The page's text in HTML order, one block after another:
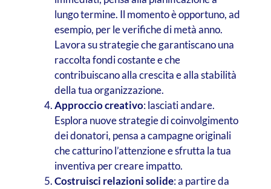
lungo termine. Il momento è opportuno, ad
esempio, per le verifiche di metà anno.
Lavora su strategie che garantiscano una
raccolta fondi costante e che
contribuiscano alla crescita e alla stabilità
della tua organizzazione.
Approccio creativo: lasciati andare.
Esplora nuove strategie di coinvolgimento
dei donatori, pensa a campagne originali
che catturino l’attenzione e sfrutta la tua
inventiva per creare impatto.
Costruisci relazioni solide: a partire da